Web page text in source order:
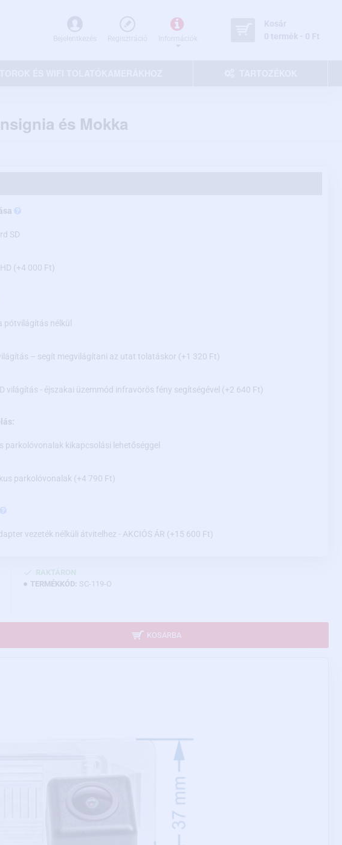
és Mokka
RAKTÁRON
TERMÉKKÓD: SC-119-O
SD
(+4 000 Ft)
pótvilágítás nélkül
– segít megvilágítani az utat tolatáskor (+1 320 Ft)
világítás - éjszakai üzemmód infravörös fény segítségével (+2 640 Ft)
parkolóvonalak kikapcsolási lehetőséggel
parkolóvonalak (+4 790 Ft)
vezeték nélküli átvitelhez - AKCIÓS ÁR (+15 600 Ft)
KOSÁRBA